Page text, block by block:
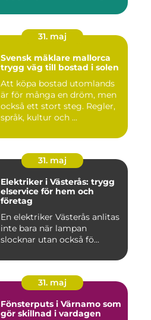
31. maj
Svensk mäklare mallorca
trygg väg till bostad i solen
Att köpa bostad utomlands
är för många en dröm, men
också ett stort steg. Regler,
språk, kultur och ...
31. maj
Elektriker i Västerås: trygg
elservice för hem och
företag
En elektriker Västerås anlitas
inte bara när lampan
slocknar utan också fö...
31. maj
Fönsterputs i Värnamo som
gör skillnad i vardagen